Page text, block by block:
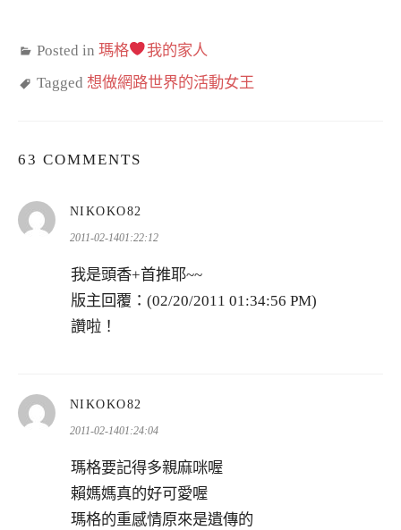
Posted in 瑪格
我的家人
Tagged 想做網路世界的活動女王
63 COMMENTS
NIKOKO82
示:
2011-02-1401:22:12
我是頭香+首推耶~~
版主回覆：(02/20/2011 01:34:56 PM)
讚啦！
NIKOKO82
示:
2011-02-1401:24:04
瑪格要記得多親麻咪喔
賴媽媽真的好可愛喔
瑪格的重感情原來是遺傳的